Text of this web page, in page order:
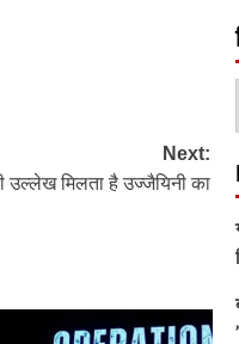
Next:
उल्लेख मिलता है उज्जैयिनी का